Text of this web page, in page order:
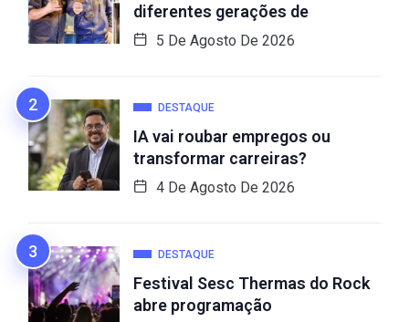
diferentes gerações de
5 De Agosto De 2026
DESTAQUE
IA vai roubar empregos ou
transformar carreiras?
4 De Agosto De 2026
DESTAQUE
Festival Sesc Thermas do Rock
abre programação